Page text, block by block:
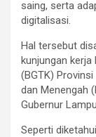
a
m
r
o
saing, serta
digitalisasi.
Hal tersebut
kunjungan kerja
(BGTK)
dan Menengah
Gubernur
Seperti